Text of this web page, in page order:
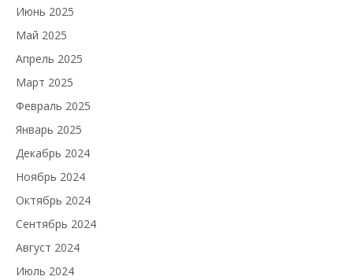
Июнь 2025
Май 2025
Апрель 2025
Март 2025
Февраль 2025
Январь 2025
Декабрь 2024
Ноябрь 2024
Октябрь 2024
Сентябрь 2024
Август 2024
Июль 2024